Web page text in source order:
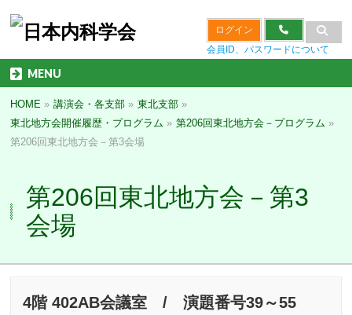
ログイン
会員ID、パスワードについて
MENU
HOME » 講演会・各支部 » 東北支部 »
東北地方会開催履歴・プログラム » 第206回東北地方会－プログラム »
第206回東北地方会－第3会場
第206回東北地方会－第3
会場
4階 402AB会議室 / 演題番号39～55